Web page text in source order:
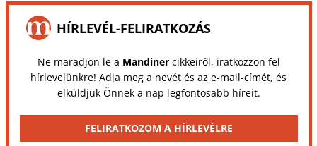
HÍRLEVÉL-FELIRATKOZÁS
Ne maradjon le a Mandinercikkeiről, iratkozzon fel
hírlevelünkre! Adja meg a nevét és az e-mail-címét, és
elküldjük Önnek a nap legfontosabb híreit.
FELIRATKOZOM A HÍRLEVÉLRE